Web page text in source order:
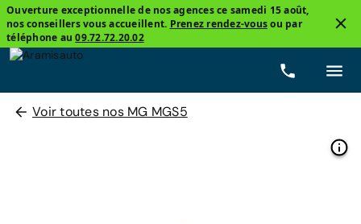
Ouverture exceptionnelle de nos agences ce samedi 15 août,
nos conseillers vous accueillent. Prenez rendez-vousou par
téléphone au09.72.72.20.02
Voir toutes nos MG MGS5